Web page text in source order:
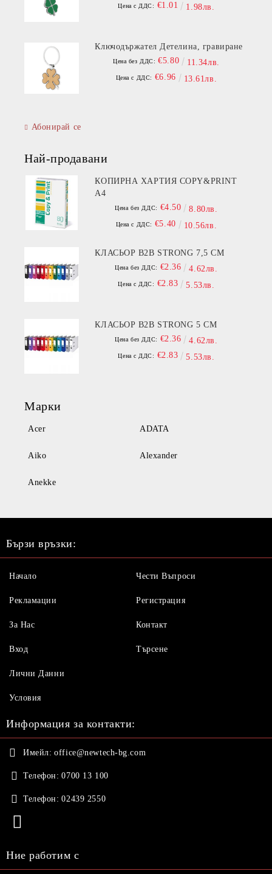
Цена с ДДС: €1.01 1.98лв.
Ключодържател Детелина, гравиране
Цена без ДДС: €5.80 11.34лв.
Цена с ДДС: €6.96 13.61лв.
Абонирай се
Най-продавани
КОПИРНА ХАРТИЯ COPY&PRINT
A4
Цена без ДДС: €4.50 8.80лв.
Цена с ДДС: €5.40 10.56лв.
КЛАСЬОР B2B STRONG 7,5 СМ
Цена без ДДС: €2.36 4.62лв.
Цена с ДДС: €2.83 5.53лв.
КЛАСЬОР B2B STRONG 5 СМ
Цена без ДДС: €2.36 4.62лв.
Цена с ДДС: €2.83 5.53лв.
Марки
Acer ADATA
Aiko Alexander
Anekke
Бързи връзки:
Начало
Рекламации
За Нас
Вход
Чести Въпроси
Регистрация
Контакт
Търсене
Лични Данни
Условия
Информация за контакти:
Имейл: office@newtech-bg.com
Телефон: 0700 13 100
Телефон: 02439 2550
Ние работим с